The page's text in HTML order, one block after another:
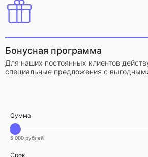
Бонусная программа
Для наших постоянных клиентов
специальные предложения с
Сумма
5 000 рублей
Срок